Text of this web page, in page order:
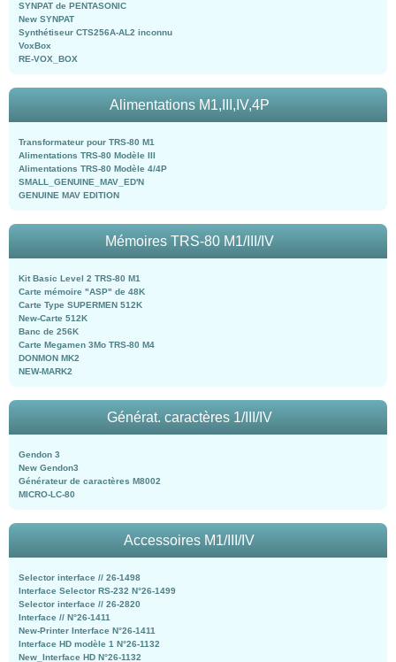
SYNPAT de PENTASONIC
New SYNPAT
Synthétiseur CTS256A-AL2 inconnu
VoxBox
RE-VOX_BOX
Alimentations M1,III,IV,4P
Transformateur pour TRS-80 M1
Alimentations TRS-80 Modèle III
Alimentations TRS-80 Modèle 4/4P
SMALL_GENUINE_MAV_ED'N
GENUINE MAV EDITION
Mémoires TRS-80 M1/III/IV
Kit Basic Level 2 TRS-80 M1
Carte mémoire "ASP" de 48K
Carte Type SUPERMEN 512K
New-Carte 512K
Banc de 256K
Carte Megamen 3Mo TRS-80 M4
DONMON MK2
NEW-MARK2
Générat. caractères 1/III/IV
Gendon 3
New Gendon3
Générateur de caractères M8002
MICRO-LC-80
Accessoires M1/III/IV
Selector interface // 26-1498
Interface Selector RS-232 N°26-1499
Selector interface // 26-2820
Interface // N°26-1411
New-Printer Interface N°26-1411
Interface HD modèle 1 N°26-1132
New_Interface HD N°26-1132